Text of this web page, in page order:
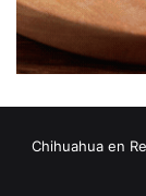
Chihuahua en